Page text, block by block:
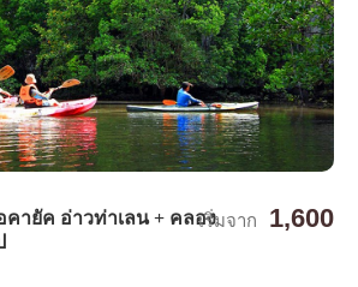
คายัค อ่าวท่าเลน + คลองเริ่มจาก 1,600